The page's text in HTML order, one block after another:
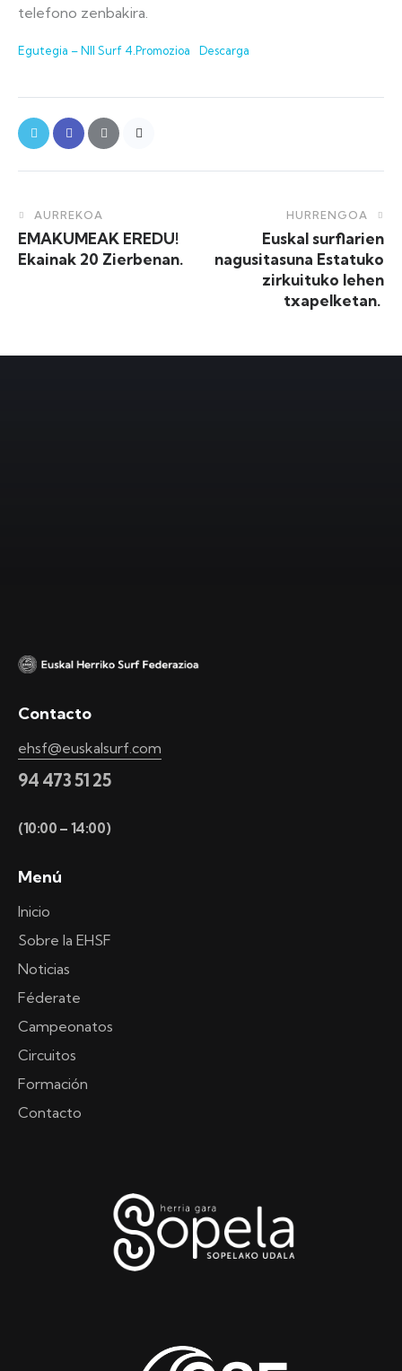
telefono zenbakira.
Egutegia – NII Surf 4.Promozioa Descarga
AURREKOA
EMAKUMEAK EREDU!
Ekainak 20 Zierbenan.
HURRENGOA
Euskal surflarien
nagusitasuna Estatuko
zirkuituko lehen
txapelketan.
Contacto
ehsf@euskalsurf.com
94 473 51 25
(10:00 – 14:00)
Menú
Inicio
Sobre la EHSF
Noticias
Féderate
Campeonatos
Circuitos
Formación
Contacto